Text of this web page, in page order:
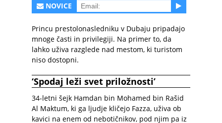
NOVICE
Princu prestolonasledniku v Dubaju pripadajo
mnoge časti in privilegiji. Na primer to, da
lahko uživa razglede nad mestom, ki turistom
niso dostopni.
‘Spodaj leži svet priložnosti’
34-letni šejk Hamdan bin Mohamed bin Rašid
Al Maktum, ki ga ljudje kličejo Fazza, uživa ob
kavici na enem od nebotičnikov, pod njim pa iz